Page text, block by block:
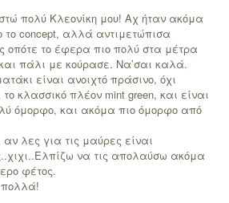
πολύ Κλεονίκη μου! Αχ ήταν ακόμα
το concept, αλλά αντιμετώπισα
οπότε το έφερα πιο πολύ στα μέτρα
πάλι με κούρασε. Να’σαι καλά.
είναι ανοιχτό πράσινο, όχι
κλασσικό πλέον mint green, και είναι
όμορφο, και ακόμα πιο όμορφο από
αν λες για τις μαύρες είναι
να τις απολαύσω ακόμα
φέτος.